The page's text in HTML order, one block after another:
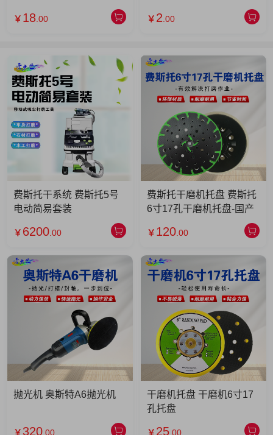
￥ 18 .00 ￥ 2 .00
费斯托干系统 费斯托5号
电动简易套装
￥ 6200 .00
费斯托干磨机托盘 费斯托
6寸17孔干磨机托盘-国产
￥ 120 .00
抛光机 奥斯特A6抛光机
￥ 320 .00
干磨机托盘 干磨机6寸17
孔托盘
￥ 25 .00